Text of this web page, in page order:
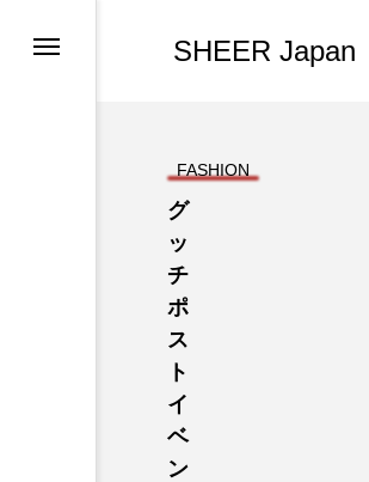
SHEER Japan
FASHION
グ
ッ
チ
ポ
ス
ト
イ
ベ
ン